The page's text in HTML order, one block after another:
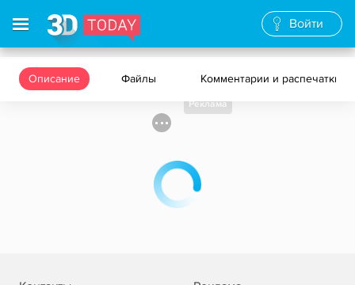
Войти
Описание Файлы Комментарии и распечатки
Реклама